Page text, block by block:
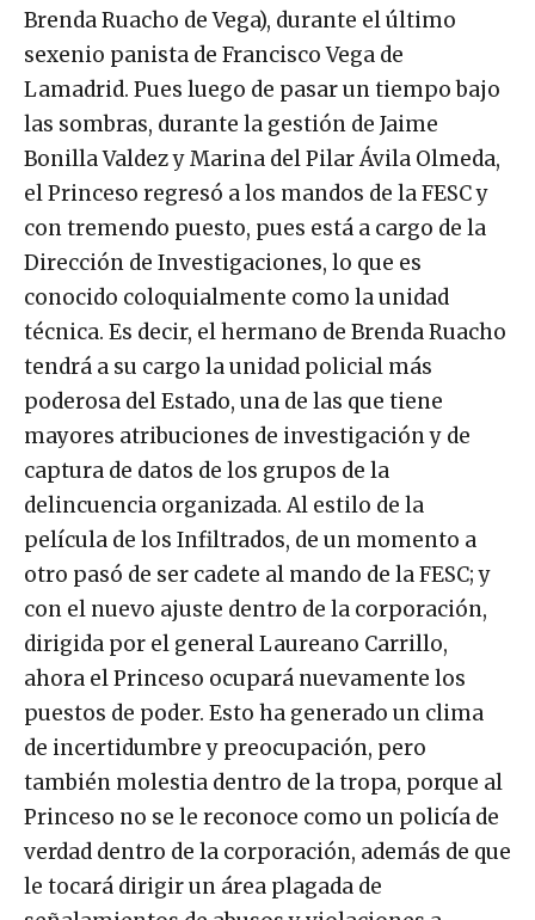
Brenda Ruacho de Vega), durante el último
sexenio panista de Francisco Vega de
Lamadrid. Pues luego de pasar un tiempo bajo
las sombras, durante la gestión de Jaime
Bonilla Valdez y Marina del Pilar Ávila Olmeda,
el Princeso regresó a los mandos de la FESC y
con tremendo puesto, pues está a cargo de la
Dirección de Investigaciones, lo que es
conocido coloquialmente como la unidad
técnica. Es decir, el hermano de Brenda Ruacho
tendrá a su cargo la unidad policial más
poderosa del Estado, una de las que tiene
mayores atribuciones de investigación y de
captura de datos de los grupos de la
delincuencia organizada. Al estilo de la
película de los Infiltrados, de un momento a
otro pasó de ser cadete al mando de la FESC; y
con el nuevo ajuste dentro de la corporación,
dirigida por el general Laureano Carrillo,
ahora el Princeso ocupará nuevamente los
puestos de poder. Esto ha generado un clima
de incertidumbre y preocupación, pero
también molestia dentro de la tropa, porque al
Princeso no se le reconoce como un policía de
verdad dentro de la corporación, además de que
le tocará dirigir un área plagada de